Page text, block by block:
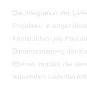
Die Integration der
Projektes: in enger
Kennzahlen und
Dimensionierung der
Ebenso wurden die
hinsichtlich